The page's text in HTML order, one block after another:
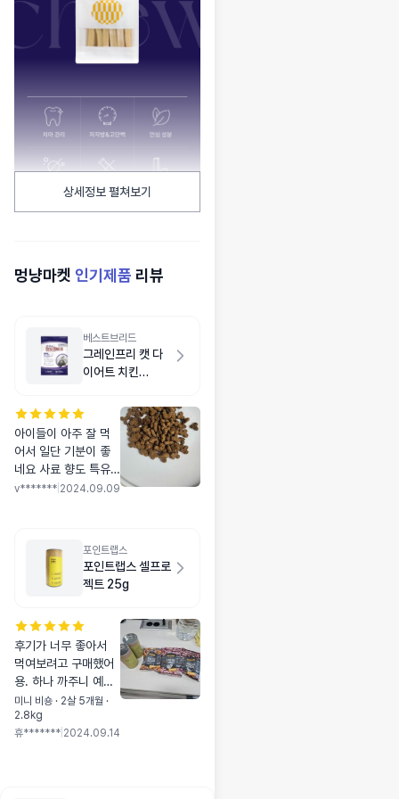
상세정보 펼쳐보기
멍냥마켓 인기제품 리뷰
베스트브리드
그레인프리 캣 다
이어트 치킨
아이들이 아주 잘 먹
어서 일단 기분이 좋
네요 사료 향도 특유
의 역한 향 없이 은은
을것 같아요
v******* 2024.09.09
포인트랩스
포인트랩스 셀프로
젝트 25g
후기가 너무 좋아서
먹여보려고 구매했어
용. 하나 까주니 예상
대로 뇸뇸 잘먹어서
다행.. 효과는 좀더 먹
여본후에 알려드릴게
미니 비숑 · 2살 5개월 ·
2.8kg
휴******* 2024.09.14